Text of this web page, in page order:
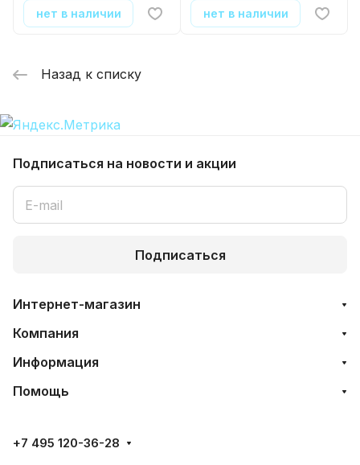
нет в наличии нет в наличии
Назад к списку
Подписаться на новости и акции
Подписаться
Интернет-магазин
Компания
Информация
Помощь
+7 495 120-36-28